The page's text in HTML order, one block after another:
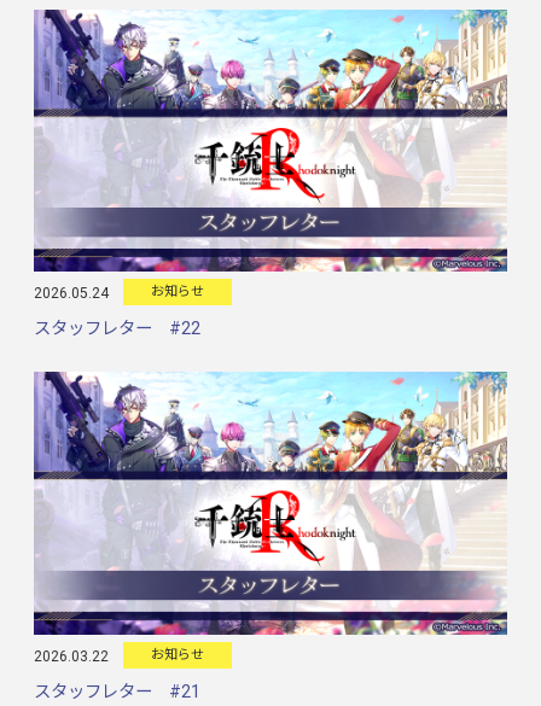
2026.05.24 お知らせ
スタッフレター #22
2026.03.22 お知らせ
スタッフレター #21